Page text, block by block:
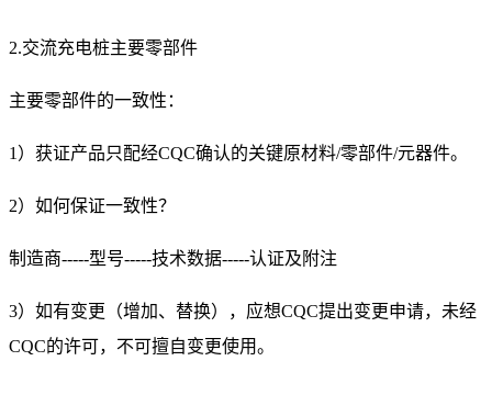
2.交流充电桩主要零部件
主要零部件的一致性：
1）获证产品只配经CQC确认的关键原材料/零部件/元器件。
2）如何保证一致性？
制造商-----型号-----技术数据-----认证及附注
3）如有变更（增加、替换），应想CQC提出变更申请，未经
CQC的许可，不可擅自变更使用。